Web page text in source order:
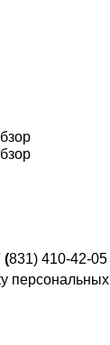
(831) 410-42-05